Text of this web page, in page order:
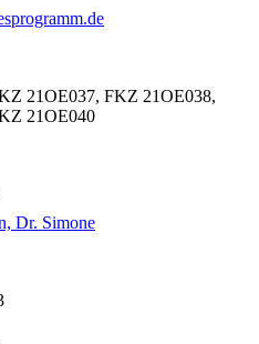
21OE037, FKZ 21OE038,
21OE040
Dr. Simone